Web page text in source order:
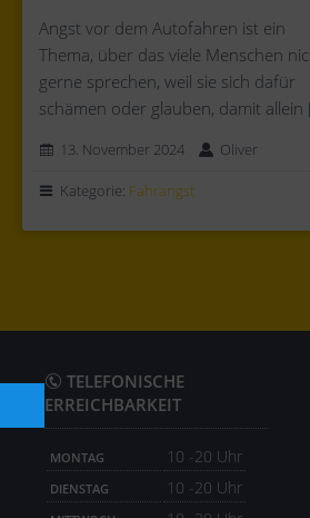
Angst vor dem Autofahren ist ein
Thema, über das viele Menschen
gerne sprechen, weil sie sich dafür
schämen oder glauben, damit
13. November 2024 Oliver
Kategorie: Fahrangst
TELEFONISCHE
ERREICHBARKEIT
MONTAG 10 -20 Uhr
DIENSTAG 10 -20 Uhr